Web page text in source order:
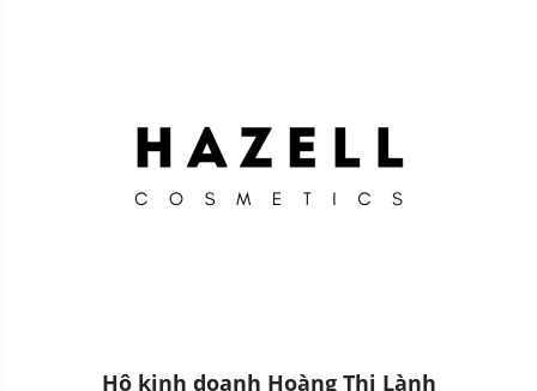
Hộ kinh doanh Hoàng Thị Lành